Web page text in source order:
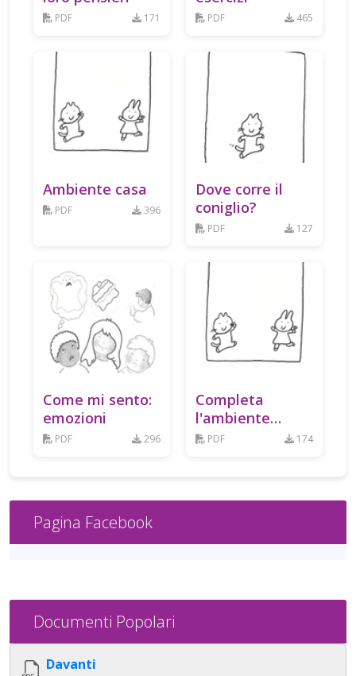
PDF 171 PDF 465
Ambiente casa
PDF 396
Dove corre il
coniglio?
PDF 127
Come mi sento:
emozioni
PDF 296
Completa
l'ambiente
montagna
PDF 174
Pagina Facebook
Documenti Popolari
Davanti